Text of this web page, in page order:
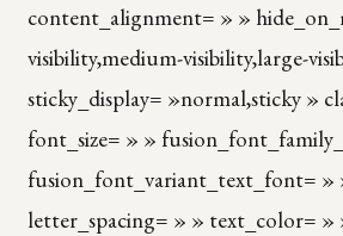
content_alignment= » »
visibility,medium-visibility,large-
sticky_display= »normal,sticky »
font_size= » »
fusion_font_variant_text_font= »
letter_spacing= » » text_color= »